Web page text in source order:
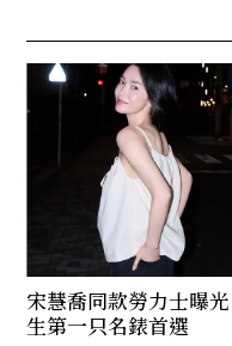
宋慧喬同款勞力士曝
生第一只名錶首選